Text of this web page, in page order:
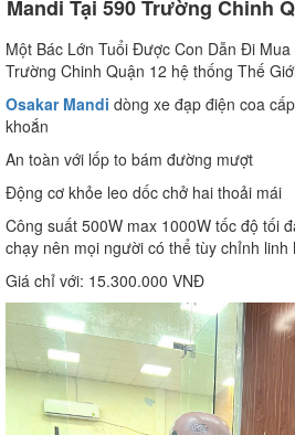
Mandi Tại 590 Trường Chinh
Một Bác Lớn Tuổi Được Con Dẫn Đi
Trường Chinh Quận 12 hệ thống Thế
Osakar Mandi dòng xe đạp điện coa
khoắn
An toàn với lốp to bám đường mượt
Động cơ khỏe leo dốc chở hai thoải mái
Công suất 500W max 1000W tốc độ tối
chạy nên mọi người có thể tùy chỉnh linh
Giá chỉ với: 15.300.000 VNĐ